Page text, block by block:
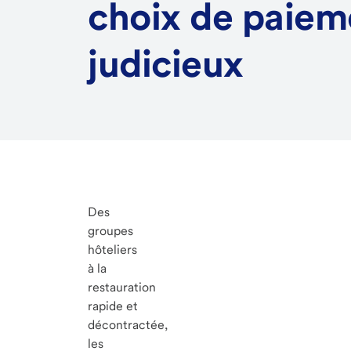
choix de
judicieux
Des
groupes
hôteliers
à la
restauration
rapide et
décontractée,
les